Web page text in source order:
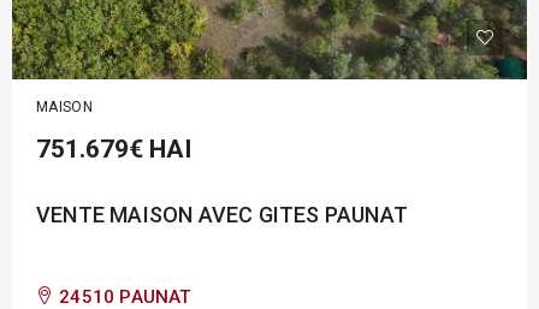
MAISON
751.679€ HAI
VENTE MAISON AVEC GITES PAUNAT
24510 PAUNAT